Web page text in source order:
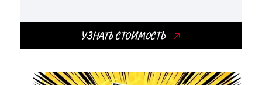
УЗНАТЬ СТОИМОСТЬ